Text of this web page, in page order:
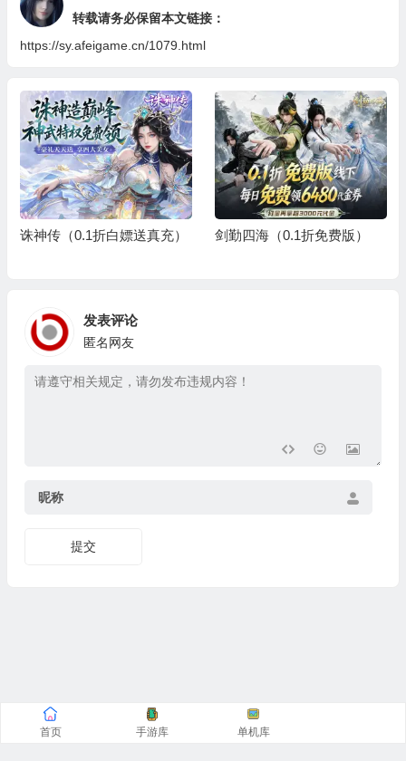
转载请务必保留本文链接：
https://sy.afeigame.cn/1079.html
诛神传（0.1折白嫖送真充） 剑勤四海（0.1折免费版）
发表评论
匿名网友
昵称
提交
首页 手游库 单机库